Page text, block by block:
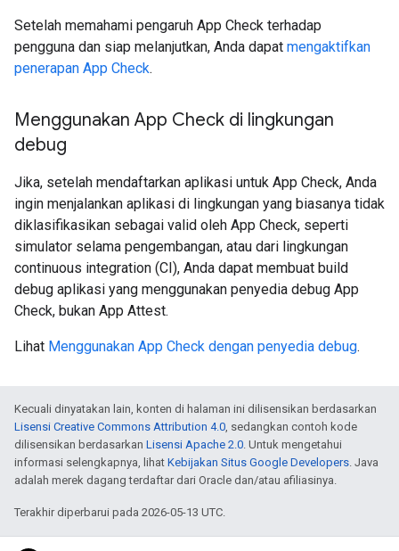
Setelah memahami pengaruh App Check terhadap
pengguna dan siap melanjutkan, Anda dapat mengaktifkan
penerapan App Check.
Menggunakan App Check di lingkungan
debug
Jika, setelah mendaftarkan aplikasi untuk App Check, Anda
ingin menjalankan aplikasi di lingkungan yang biasanya tidak
diklasifikasikan sebagai valid oleh App Check, seperti
simulator selama pengembangan, atau dari lingkungan
continuous integration (CI), Anda dapat membuat build
debug aplikasi yang menggunakan penyedia debug App
Check, bukan App Attest.
Lihat Menggunakan App Check dengan penyedia debug.
Kecuali dinyatakan lain, konten di halaman ini dilisensikan berdasarkan
Lisensi Creative Commons Attribution 4.0, sedangkan contoh kode
dilisensikan berdasarkan Lisensi Apache 2.0. Untuk mengetahui
informasi selengkapnya, lihat Kebijakan Situs Google Developers. Java
adalah merek dagang terdaftar dari Oracle dan/atau afiliasinya.
Terakhir diperbarui pada 2026-05-13 UTC.